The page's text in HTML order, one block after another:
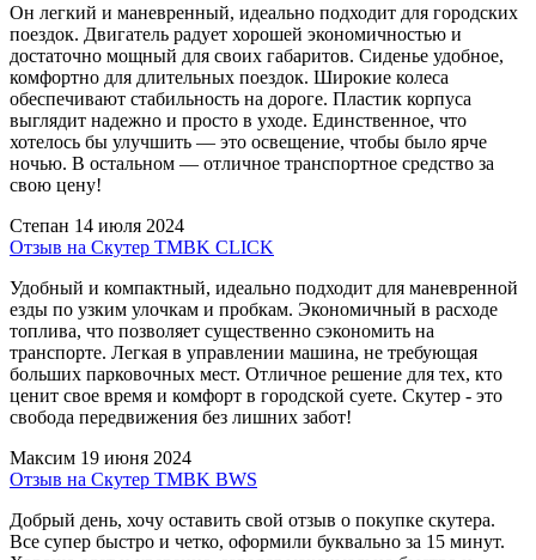
Он легкий и маневренный, идеально подходит для городских
поездок. Двигатель радует хорошей экономичностью и
достаточно мощный для своих габаритов. Сиденье удобное,
комфортно для длительных поездок. Широкие колеса
обеспечивают стабильность на дороге. Пластик корпуса
выглядит надежно и просто в уходе. Единственное, что
хотелось бы улучшить — это освещение, чтобы было ярче
ночью. В остальном — отличное транспортное средство за
свою цену!
Степан 14 июля 2024
Отзыв на Скутер TMBK CLICK
Удобный и компактный, идеально подходит для маневренной
езды по узким улочкам и пробкам. Экономичный в расходе
топлива, что позволяет существенно сэкономить на
транспорте. Легкая в управлении машина, не требующая
больших парковочных мест. Отличное решение для тех, кто
ценит свое время и комфорт в городской суете. Скутер - это
свобода передвижения без лишних забот!
Максим 19 июня 2024
Отзыв на Скутер TMBK BWS
Добрый день, хочу оставить свой отзыв о покупке скутера.
Все супер быстро и четко, оформили буквально за 15 минут.